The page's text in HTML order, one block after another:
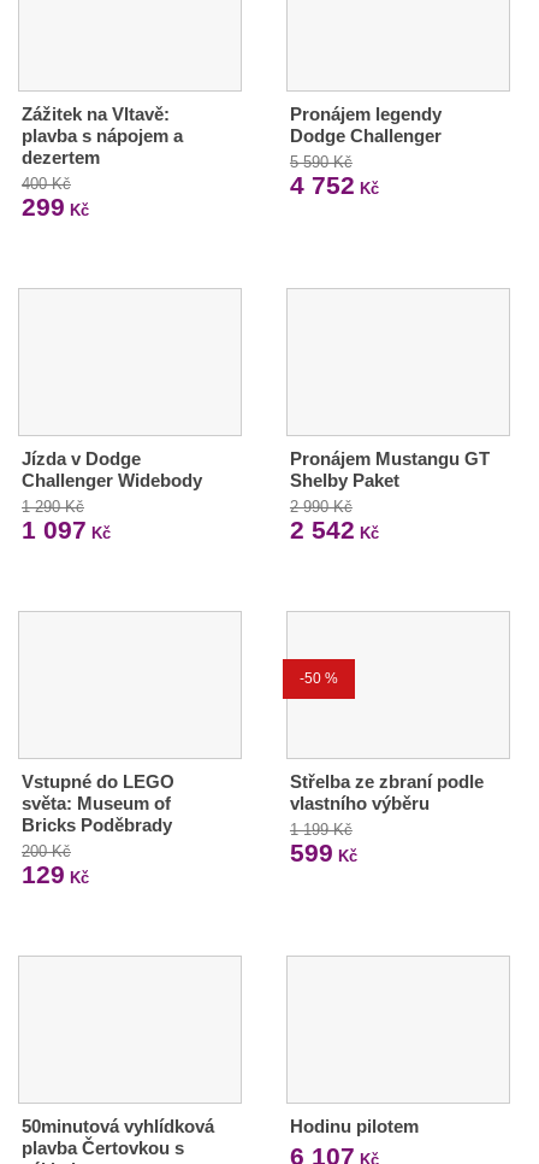
Zážitek na Vltavě:
plavba s nápojem a
dezertem
400 Kč
299 Kč
Pronájem legendy
Dodge Challenger
5 590 Kč
4 752 Kč
Jízda v Dodge
Challenger Widebody
1 290 Kč
1 097 Kč
Pronájem Mustangu GT
Shelby Paket
2 990 Kč
2 542 Kč
Vstupné do LEGO
světa: Museum of
Bricks Poděbrady
200 Kč
129 Kč
-50 %
Střelba ze zbraní podle
vlastního výběru
1 199 Kč
599 Kč
50minutová vyhlídková
plavba Čertovkou s
Hodinu pilotem
6 107 Kč